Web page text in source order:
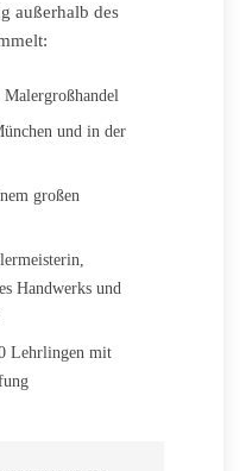
außerhalb des
und in der
großen
Handwerks und
Lehrlingen mit